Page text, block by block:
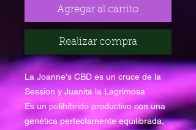
Agregar al carrito
Realizar compra
La Joanne's CBD es un cruce de la
Session y Juanita la Lagrimosa
Es un polihíbrido productivo con una
genética perfectamente equilibrada,